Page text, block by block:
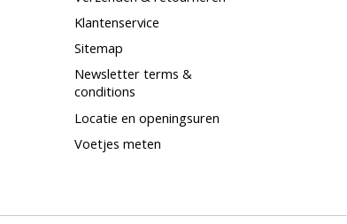
Klantenservice
Sitemap
Newsletter terms &
conditions
Locatie en openingsuren
Voetjes meten